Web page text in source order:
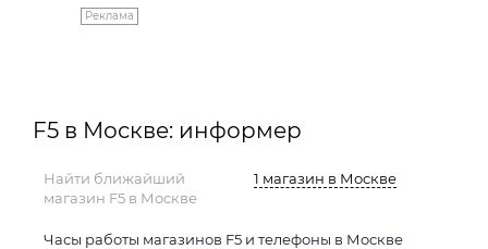
Реклама
F5 в Москве: информер
Найти ближайший
магазин F5 в Москве
1 магазин в Москве
Часы работы магазинов F5 и телефоны в Москве